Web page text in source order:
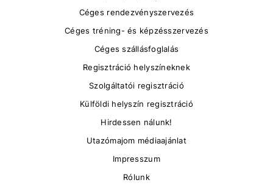
Céges rendezvényszervezés
Céges tréning- és képzésszervezés
Céges szállásfoglalás
Regisztráció helyszíneknek
Szolgáltatói regisztráció
Külföldi helyszín regisztráció
Hirdessen nálunk!
Utazómajom médiaajánlat
Impresszum
Rólunk